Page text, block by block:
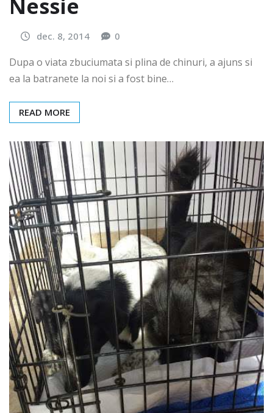
Nessie
dec. 8, 2014 0
Dupa o viata zbuciumata si plina de chinuri, a ajuns si
ea la batranete la noi si a fost bine…
READ MORE